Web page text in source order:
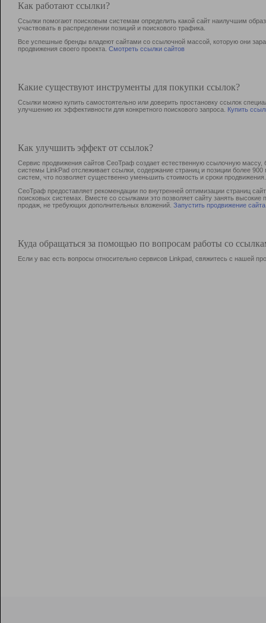
Как работают ссылки?
Ссылки помогают поисковым системам определить какой сайт наилучшим
участвовать в раcпределении позиций и поискового трафика.
Все успешные бренды владеют сайтами со ссылочной массой, которую они
продвижения своего проекта. Смотреть ссылки сайтов
Какие существуют инструменты для покупки ссылок?
Ссылки можно купить самостоятельно или доверить простановку ссылок
улучшению их эффективности для конкретного поискового запроса. Купить
Как улучшить эффект от ссылок?
Сервис продвижения сайтов СеоТраф создает естественную ссылочную
системы LinkPad отслеживает ссылки, содержание страниц и позиции более
систем, что позволяет существенно уменьшить стоимость и сроки продвижения.
СеоТраф предоставляет рекомендации по внутренней оптимизации страниц
поисковых системах. Вместе со ссылками это позволяет сайту занять
продаж, не требующих дополнительных вложений. Запустить продвижение сайта
Куда обращаться за помощью по вопросам работы со
Если у вас есть вопросы относительно сервисов Linkpad, свяжитесь с нашей